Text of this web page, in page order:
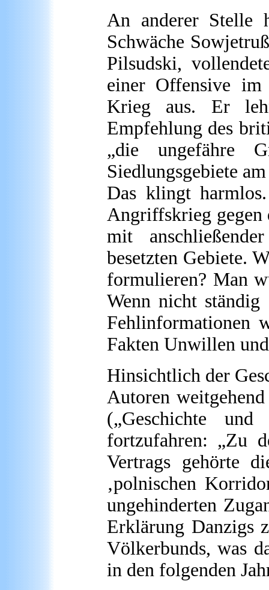
An anderer Stelle
Schwäche
Pilsudski,
einer Offensive im
Krieg aus. Er
Empfehlung des
„die ungefähre
Siedlungsgebiete
Das klingt
Angriffskrieg gegen
mit
besetzten Gebiete.
formulieren? Man
Wenn nicht ständig
Fehlinformationen
Fakten Unwillen
Hinsichtlich der
Autoren
(„Geschichte
fortzufahren: „Zu
Vertrags gehörte
‚polnischen
ungehinderten
Erklärung Danzigs
Völkerbunds, was
in den folgenden